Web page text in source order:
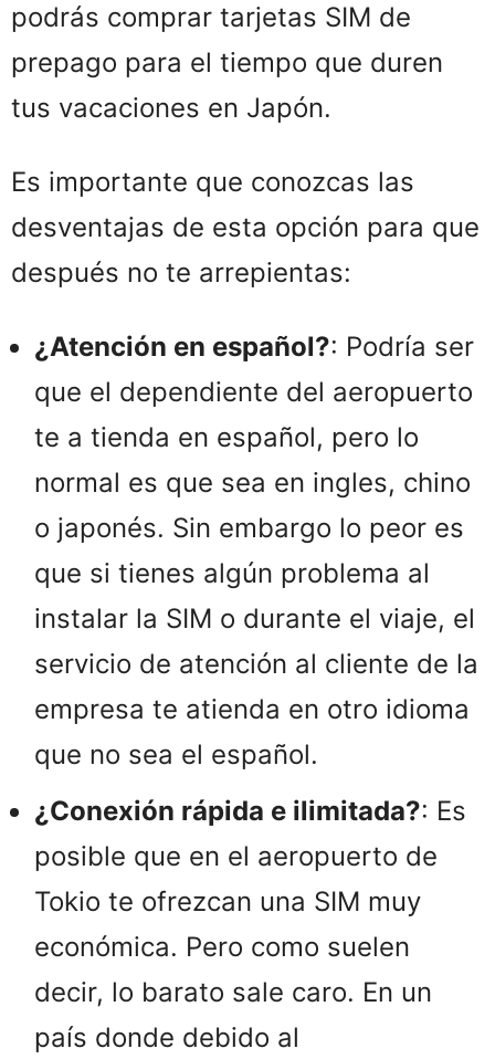
podrás comprar tarjetas SIM de
prepago para el tiempo que duren
tus vacaciones en Japón.
Es importante que conozcas las
desventajas de esta opción para que
después no te arrepientas:
¿Atención en español?: Podría ser
que el dependiente del aeropuerto
te a tienda en español, pero lo
normal es que sea en ingles, chino
o japonés. Sin embargo lo peor es
que si tienes algún problema al
instalar la SIM o durante el viaje, el
servicio de atención al cliente de la
empresa te atienda en otro idioma
que no sea el español.
¿Conexión rápida e ilimitada?: Es
posible que en el aeropuerto de
Tokio te ofrezcan una SIM muy
económica. Pero como suelen
decir, lo barato sale caro. En un
país donde debido al